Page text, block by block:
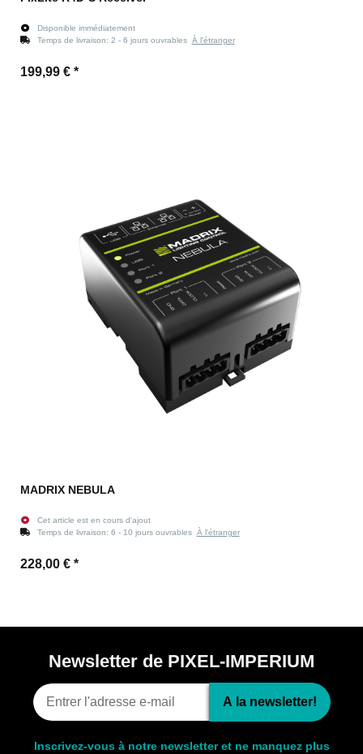
Disponible immédiatement
Temps de livraison: 2 - 6 jours ouvrables À l'étranger
199,99 € *
MADRIX NEBULA
Cet article est en cours d'ajout
Temps de livraison: 6 - 10 jours ouvrables À l'étranger
228,00 € *
Newsletter de PIXEL-IMPERIUM
A la newsletter!
Inscrivez-vous à notre newsletter et ne manquez plus